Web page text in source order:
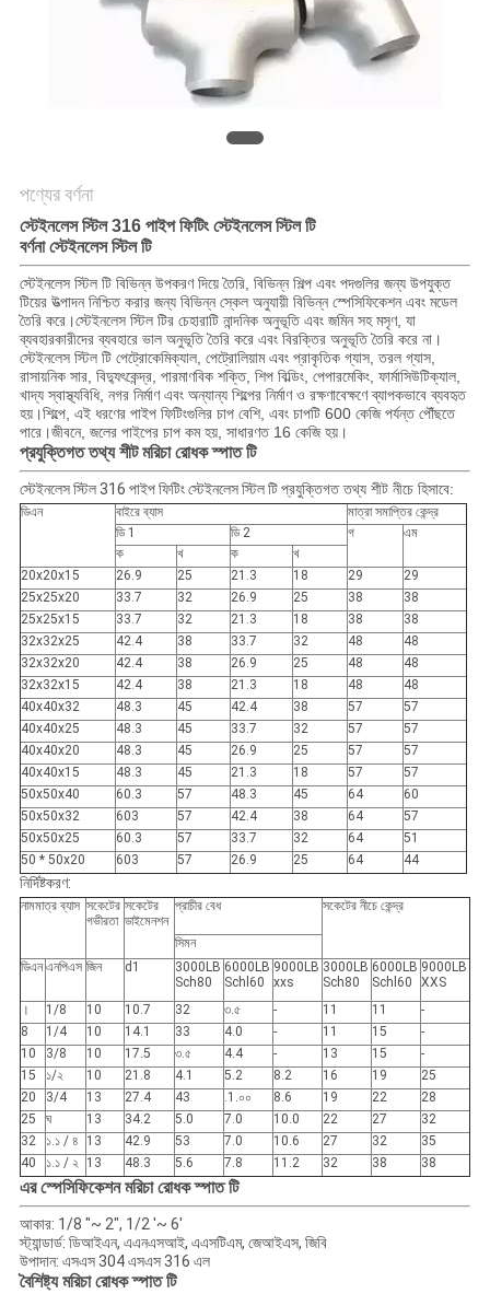
পণ্যের বর্ণনা
স্টেইনলেস স্টিল 316 পাইপ ফিটিং স্টেইনলেস স্টিল টি
বর্ণনাস্টেইনলেস স্টিল টি
স্টেইনলেস স্টিল টি বিভিন্ন উপকরণ দিয়ে তৈরি, বিভিন্ন শিল্প এবং পদগুলির জন্য উপযুক্ত
টিয়ের উত্পাদন নিশ্চিত করার জন্য বিভিন্ন স্কেল অনুযায়ী বিভিন্ন স্পেসিফিকেশন এবং মডেল
তৈরি করে।স্টেইনলেস স্টিল টির চেহারাটি নান্দনিক অনুভূতি এবং জমিন সহ মসৃণ, যা
ব্যবহারকারীদের ব্যবহারে ভাল অনুভূতি তৈরি করে এবং বিরক্তির অনুভূতি তৈরি করে না।
স্টেইনলেস স্টিল টি পেট্রোকেমিক্যাল, পেট্রোলিয়াম এবং প্রাকৃতিক গ্যাস, তরল গ্যাস,
রাসায়নিক সার, বিদ্যুৎকেন্দ্র, পারমাণবিক শক্তি, শিপ বিল্ডিং, পেপারমেকিং, ফার্মাসিউটিক্যাল,
খাদ্য স্বাস্থ্যবিধি, নগর নির্মাণ এবং অন্যান্য শিল্পের নির্মাণ ও রক্ষণাবেক্ষণে ব্যাপকভাবে ব্যবহৃত
হয়।শিল্পে, এই ধরণের পাইপ ফিটিংগুলির চাপ বেশি, এবং চাপটি 600 কেজি পর্যন্ত পৌঁছতে
পারে।জীবনে, জলের পাইপের চাপ কম হয়, সাধারণত 16 কেজি হয়।
প্রযুক্তিগত তথ্য শীটমরিচা রোধক স্পাতটি
স্টেইনলেস স্টিল 316 পাইপ ফিটিং স্টেইনলেস স্টিল টিপ্রযুক্তিগত তথ্য শীট নীচে হিসাবে:
ডিএন বাইরে ব্যাস
মাত্রা সমাপ্তির কেন্দ্র
ডি 1
ডি 2 গ
এম
ক
খ ক
খ
20x20x15
26.9 25 21.3 18 29
29
25x25x20
33.7 32 26.9 25 38
38
25x25x15
33.7 32 21.3 18 38
38
32x32x25
42.4 38 33.7 32 48
48
32x32x20
42.4 38 26.9 25 48
48
32x32x15
42.4 38 21.3 18 48
48
40x40x32
48.3 45 42.4 38 57
57
40x40x25
48.3 45 33.7 32 57
57
40x40x20
48.3 45 26.9 25 57
57
40x40x15
48.3 45 21.3 18 57
57
50x50x40
60.3 57 48.3 45 64
60
50x50x32
603 57 42.4 38 64
57
50x50x25
60.3 57 33.7 32 64
51
50 * 50x20
603 57 26.9 25 64 44
নির্দিষ্টকরণ:
নামমাত্র ব্যাস সকেটের
গভীরতা
সকেটের
ডাইমেনশন
প্রাচীর বেধ সকেটের নীচে কেন্দ্র
সিমন
ডিএন এনপিএস জিন d1
3000LB
Sch80
6000LB
Schl60
9000LB
xxs
3000LB
Sch80
6000LB
Schl60
9000LB
XXS
।
1/8 10 10.7 32 ৩.৫ - 11 11
-
8
1/4 10 14.1 33 4.0 - 11 15
-
10
3/8 10 17.5 ৩.৫ 4.4 - 13 15
-
15
১/২ 10 21.8 4.1 5.2 8.2 16 19
25
20
3/4 13 27.4 43 .1.০০ 8.6 19 22
28
25
ঘ 13 34.2 5.0 7.0 10.0 22 27
32
32
১.১ / ৪ 13 42.9 53 7.0 10.6 27 32
35
40
১.১ / ২ 13 48.3 5.6 7.8 11.2 32 38 38
এর স্পেসিফিকেশনমরিচা রোধক স্পাতটি
আকার: 1/8 "~ 2", 1/2 '~ 6'
স্ট্যান্ডার্ড: ডিআইএন, এএনএসআই, এএসটিএম, জেআইএস, জিবি
উপাদান: এসএস 304 এসএস 316 এল
বৈশিষ্ট্যমরিচা রোধক স্পাতটি